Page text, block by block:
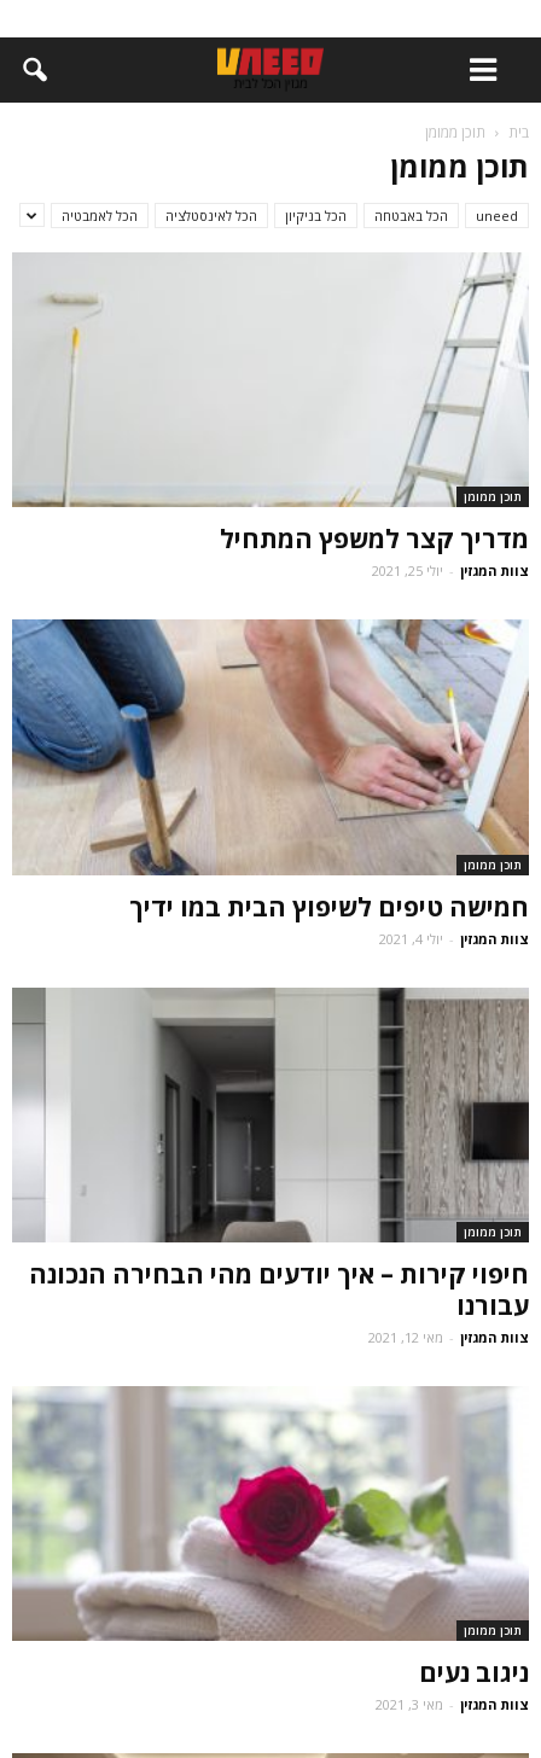
בית תוכן ממומן
תוכן ממומן
uneed הכל באבטחה הכל בניקיון הכל לאינסטלציה הכל לאמבטיה
תוכן ממומן
מדריך קצר למשפץ המתחיל
צוות המגזין - יולי 25, 2021
תוכן ממומן
חמישה טיפים לשיפוץ הבית במו ידיך
צוות המגזין - יולי 4, 2021
תוכן ממומן
חיפוי קירות – איך יודעים מהי הבחירה הנכונה
עבורנו
צוות המגזין - מאי 12, 2021
תוכן ממומן
ניגוב נעים
צוות המגזין - מאי 3, 2021